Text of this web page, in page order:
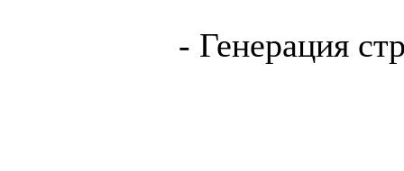
- Генерация